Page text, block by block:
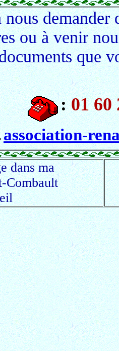
nous demander
ou à venir
que
:01 60
association-
dans ma
Combault